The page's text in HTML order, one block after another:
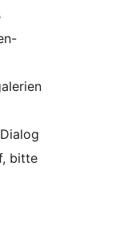
bitte